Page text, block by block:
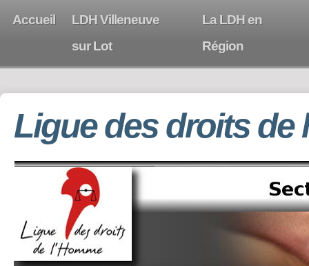
Accueil
LDH Villeneuve
sur Lot
La LDH en
Région
Ligue des droits de